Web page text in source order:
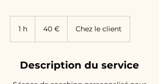
1 h 40 € Chez le client
Description du service